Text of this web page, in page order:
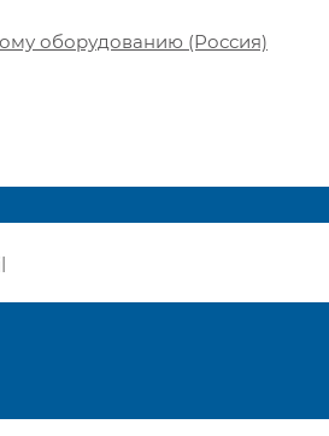
оборудованию (Россия)